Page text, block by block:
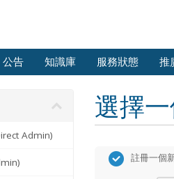
公告 知識庫 服務狀態 推
選擇
Admin)
註冊一個